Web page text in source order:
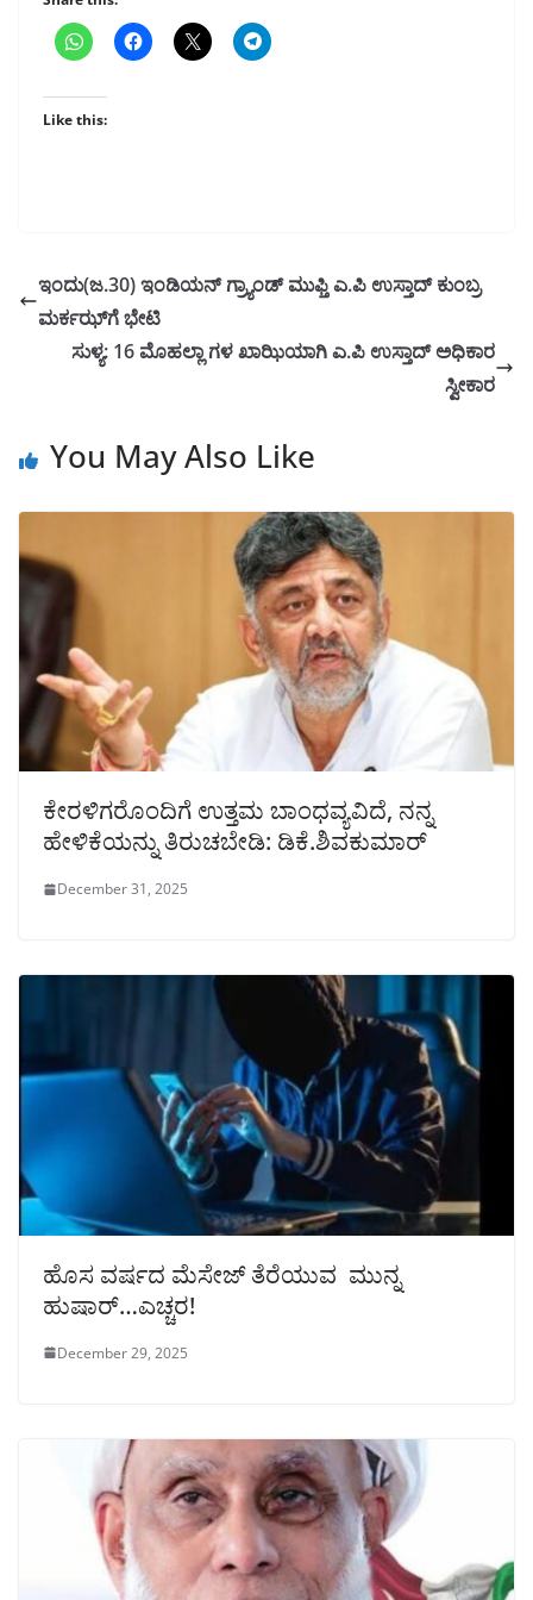
Like this:
ಇಂದು(ಜ.30) ಇಂಡಿಯನ್ ಗ್ರ್ಯಾಂಡ್ ಮುಫ್ತಿ ಎ.ಪಿ ಉಸ್ತಾದ್ ಕುಂಬ್ರ
ಮರ್ಕಝ್‌ಗೆ ಭೇಟಿ
ಸುಳ್ಯ: 16 ಮೊಹಲ್ಲಾ ಗಳ ಖಾಝಿಯಾಗಿ ಎ.ಪಿ ಉಸ್ತಾದ್ ಅಧಿಕಾರ
ಸ್ವೀಕಾರ
You May Also Like
ಕೇರಳಿಗರೊಂದಿಗೆ ಉತ್ತಮ ಬಾಂಧವ್ಯವಿದೆ, ನನ್ನ
ಹೇಳಿಕೆಯನ್ನು ತಿರುಚಬೇಡಿ: ಡಿಕೆ.ಶಿವಕುಮಾರ್
December 31, 2025
ಹೊಸ ವರ್ಷದ ಮೆಸೇಜ್ ತೆರೆಯುವ ಮುನ್ನ
ಹುಷಾರ್…ಎಚ್ಚರ!
December 29, 2025